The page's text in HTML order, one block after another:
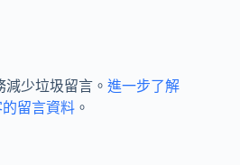
減少垃圾留言。 進一步了解
的留言資料 。